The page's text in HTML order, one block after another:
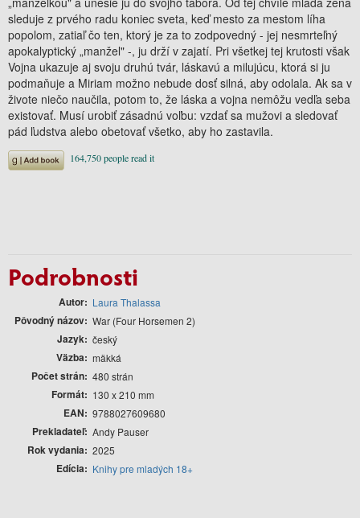
sleduje z prvého radu koniec sveta, keď mesto za mestom líha
popolom, zatiaľ čo ten, ktorý je za to zodpovedný - jej nesmrteľný
apokalyptický „manžel" -, ju drží v zajatí. Pri všetkej tej krutosti však
Vojna ukazuje aj svoju druhú tvár, láskavú a milujúcu, ktorá si ju
podmaňuje a Miriam možno nebude dosť silná, aby odolala. Ak sa v
živote niečo naučila, potom to, že láska a vojna nemôžu vedľa seba
existovať. Musí urobiť zásadnú voľbu: vzdať sa mužovi a sledovať
pád ľudstva alebo obetovať všetko, aby ho zastavila.
Podrobnosti
Autor Laura Thalassa
Pôvodný názov War (Four Horsemen 2)
Jazyk český
Väzba mäkká
Počet strán 480 strán
Formát 130 x 210 mm
EAN 9788027609680
Prekladateľ Andy Pauser
Rok vydania 2025
Edícia Knihy pre mladých 18+